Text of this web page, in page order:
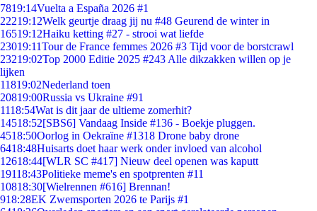
7819:14Vuelta a España 2026 #1
22219:12Welk geurtje draag jij nu #48 Geurend de winter in
16519:12Haiku ketting #27 - strooi wat liefde
23019:11Tour de France femmes 2026 #3 Tijd voor de borstcrawl
23219:02Top 2000 Editie 2025 #243 Alle dikzakken willen op je
lijken
11819:02Nederland toen
20819:00Russia vs Ukraine #91
1118:54Wat is dit jaar de ultieme zomerhit?
14518:52[SBS6] Vandaag Inside #136 - Boekje pluggen.
4518:50Oorlog in Oekraïne #1318 Drone baby drone
6418:48Huisarts doet haar werk onder invloed van alcohol
12618:44[WLR SC #417] Nieuw deel openen was kaputt
19118:43Politieke meme's en spotprenten #11
10818:30[Wielrennen #616] Brennan!
918:28EK Zwemsporten 2026 te Parijs #1